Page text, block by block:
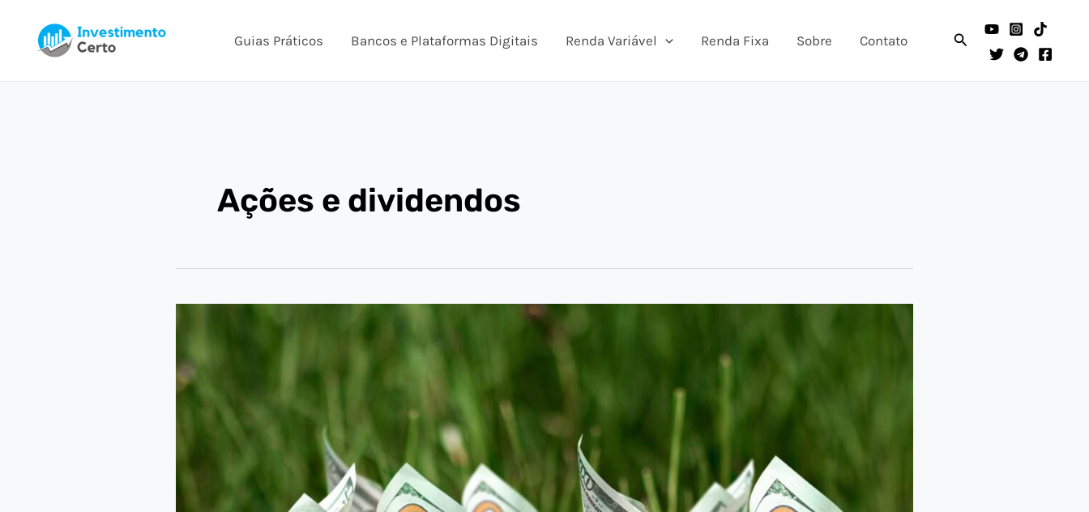
Guias Práticos Bancos e Plataformas Digitais Renda Variável Renda Fixa Sobre Contato Pesquisar
Ações e dividendos
da
Semana
18/12/2023
22/12/2023